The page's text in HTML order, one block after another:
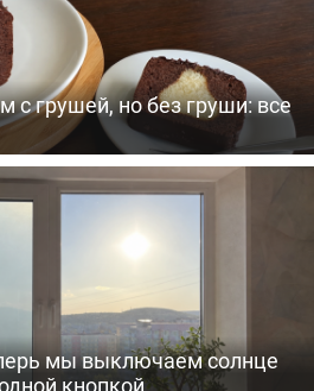
с грушей, но без груши: все
мы выключаем солнце
кнопкой